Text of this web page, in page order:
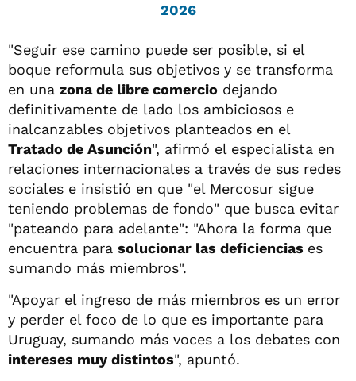
2026
"Seguir ese camino puede ser posible, si el
boque reformula sus objetivos y se transforma
en una zona de libre comercio dejando
definitivamente de lado los ambiciosos e
inalcanzables objetivos planteados en el
Tratado de Asunción", afirmó el especialista en
relaciones internacionales a través de sus redes
sociales e insistió en que "el Mercosur sigue
teniendo problemas de fondo" que busca evitar
"pateando para adelante": "Ahora la forma que
encuentra para solucionar las deficiencias es
sumando más miembros".
"Apoyar el ingreso de más miembros es un error
y perder el foco de lo que es importante para
Uruguay, sumando más voces a los debates con
intereses muy distintos", apuntó.